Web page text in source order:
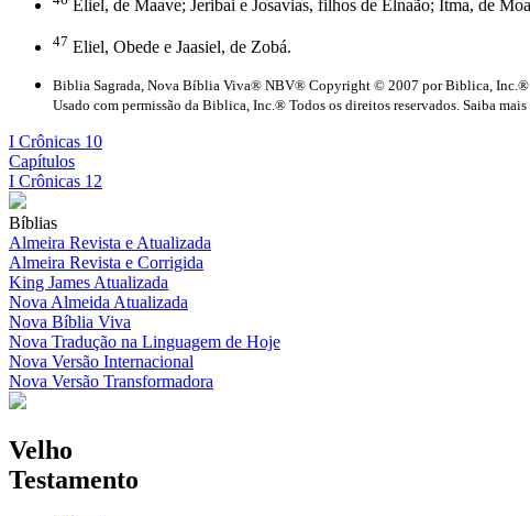
Eliel, de Maave; Jeribai e Josavias, filhos de Elnaão; Itma, de
47 Eliel, Obede e Jaasiel, de Zobá.
Biblia Sagrada, Nova Bíblia Viva® NBV® Copyright © 2007 por Biblica, Inc.®
Usado com permissão da Biblica, Inc.® Todos os direitos reservados. Saiba
I Crônicas 10
Capítulos
I Crônicas 12
Bíblias
Almeira Revista e Atualizada
Almeira Revista e Corrigida
King James Atualizada
Nova Almeida Atualizada
Nova Bíblia Viva
Nova Tradução na Linguagem de Hoje
Nova Versão Internacional
Nova Versão Transformadora
Velho
Testamento